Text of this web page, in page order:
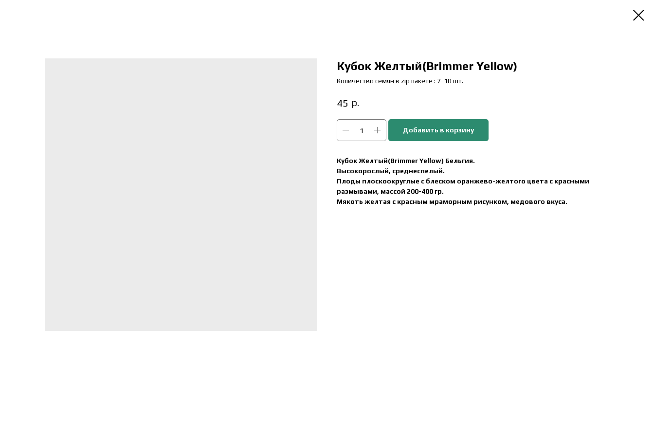
Кубок Желтый(Brimmer Yellow)
Количество семян в zip пакете : 7-10 шт.
45 р.
Добавить в корзину
Кубок Желтый(Brimmer Yellow) Бельгия.
Высокорослый, среднеспелый.
Плоды плоскоокруглые с блеском оранжево-желтого цвета с красными
размывами, массой 200-400 гр.
Мякоть желтая с красным мраморным рисунком, медового вкуса.